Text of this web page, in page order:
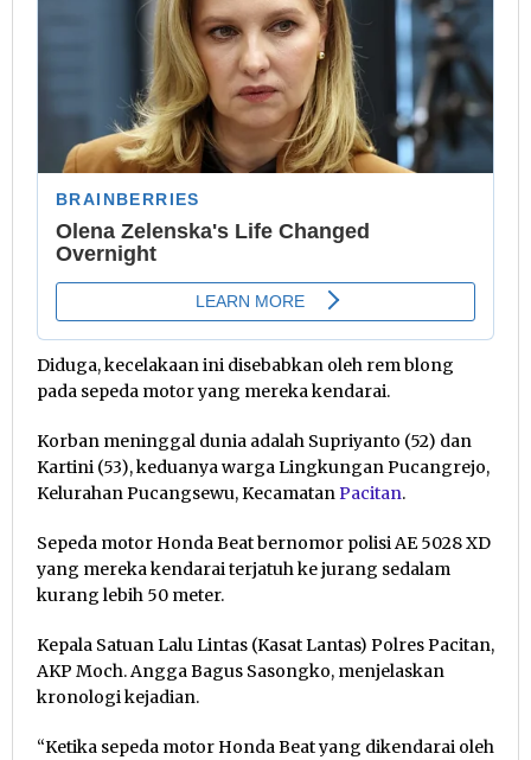
Diduga, kecelakaan ini disebabkan oleh rem blong
pada sepeda motor yang mereka kendarai.
Korban meninggal dunia adalah Supriyanto (52) dan
Kartini (53), keduanya warga Lingkungan Pucangrejo,
Kelurahan Pucangsewu, KecamatanPacitan.
Sepeda motor Honda Beat bernomor polisi AE 5028 XD
yang mereka kendarai terjatuh ke jurang sedalam
kurang lebih 50 meter.
Kepala Satuan Lalu Lintas (Kasat Lantas) Polres Pacitan,
AKP Moch. Angga Bagus Sasongko, menjelaskan
kronologi kejadian.
“Ketika sepeda motor Honda Beat yang dikendarai oleh